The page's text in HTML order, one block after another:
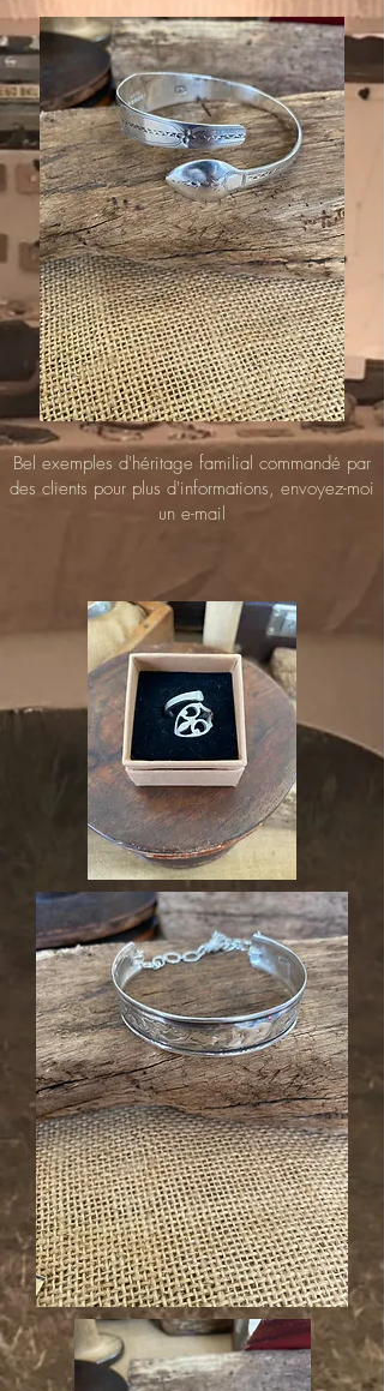
Bel exemples d'héritage familial commandé par
des clients pour plus d'informations, envoyez-moi
un e-mail